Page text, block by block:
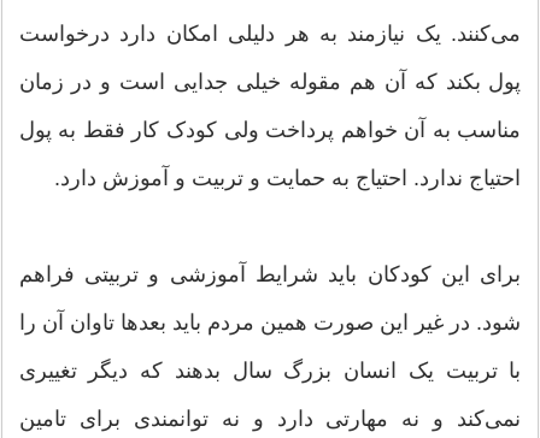
می‌کنند. یک نیازمند به هر دلیلی امکان دارد درخواست
پول بکند که آن هم مقوله خیلی جدایی است و در زمان
مناسب به آن خواهم پرداخت ولی کودک کار فقط به پول
احتیاج ندارد. احتیاج به حمایت و تربیت و آموزش دارد.
برای این کودکان باید شرایط آموزشی و تربیتی فراهم
شود. در غیر این صورت همین مردم باید بعدها تاوان آن را
با تربیت یک انسان بزرگ سال بدهند که دیگر تغییری
نمی‌کند و نه مهارتی دارد و نه توانمندی برای تامین